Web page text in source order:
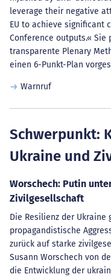
leverage their negative
EU to achieve significant
Conference outputs.«
transparente Plenary
einen 6-Punkt-Plan
Warnruf
Schwerpunkt:
Ukraine und
Worschech: Putin
Zivilgesellschaft
Die Resilienz der
propagandistische
zurück auf starke
Susann Worschech von
die Entwicklung der